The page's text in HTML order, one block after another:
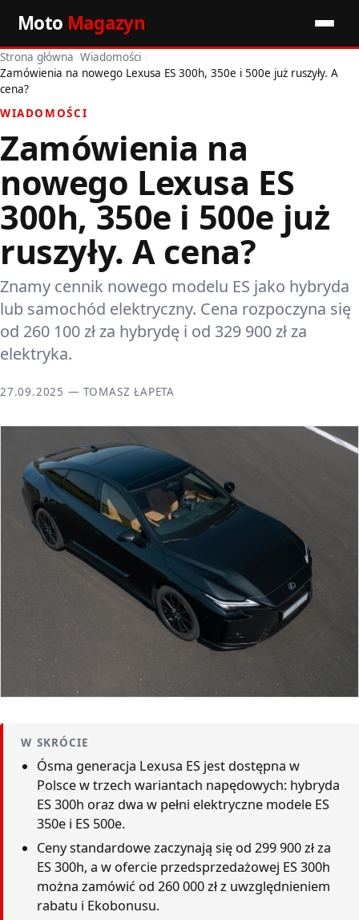
Moto Magazyn
Start
Wiadomości
Premiery
Porady motoryzacyjne
Pozostałe artykuły
Strona główna ›Wiadomości ›
Zamówienia na nowego Lexusa ES 300h, 350e i 500e już ruszyły. A
cena?
WIADOMOŚCI
Zamówienia na
nowego Lexusa ES
300h, 350e i 500e już
ruszyły. A cena?
Znamy cennik nowego modelu ES jako hybryda
lub samochód elektryczny. Cena rozpoczyna się
od 260 100 zł za hybrydę i od 329 900 zł za
elektryka.
27.09.2025 — TOMASZ ŁAPETA
W SKRÓCIE
Ósma generacja Lexusa ES jest dostępna w
Polsce w trzech wariantach napędowych: hybryda
ES 300h oraz dwa w pełni elektryczne modele ES
350e i ES 500e.
Ceny standardowe zaczynają się od 299 900 zł za
ES 300h, a w ofercie przedsprzedażowej ES 300h
można zamówić od 260 000 zł z uwzględnieniem
rabatu i Ekobonusu.